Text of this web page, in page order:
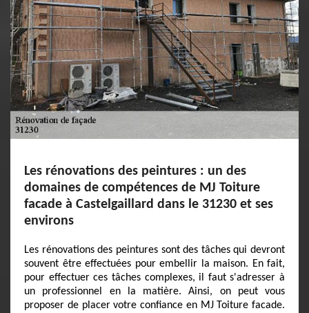
Les rénovations des peintures : un des
domaines de compétences de MJ Toiture
facade à Castelgaillard dans le 31230 et ses
environs
Les rénovations des peintures sont des tâches qui devront
souvent être effectuées pour embellir la maison. En fait,
pour effectuer ces tâches complexes, il faut s'adresser à
un professionnel en la matière. Ainsi, on peut vous
proposer de placer votre confiance en MJ Toiture facade.